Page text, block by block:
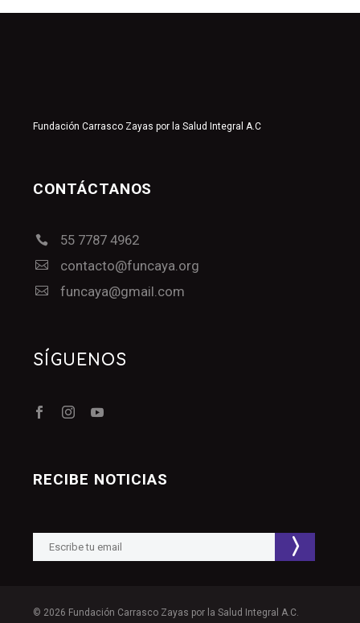
Fundación Carrasco Zayas por la Salud Integral A.C
CONTÁCTANOS

 55 7787 4962

 contacto@funcaya.org

 funcaya@gmail.com
SÍGUENOS
RECIBE NOTICIAS
© 2026 Fundación Carrasco Zayas por la Salud Integral A.C.